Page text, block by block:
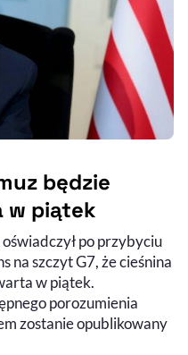
będzie
w piątek
po przybyciu
na szczyt G7, że cieśnina
w piątek.
porozumienia
zostanie opublikowany